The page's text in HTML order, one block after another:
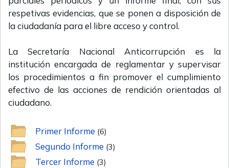
respetivas evidencias, que se ponen a disposición de
la ciudadanía para el libre acceso y control.
La Secretaría Nacional Anticorrupción es la
institución encargada de reglamentar y supervisar
los procedimientos a fin promover el cumplimiento
efectivo de las acciones de rendición orientadas al
ciudadano.
Primer Informe (6)
Segundo Informe (3)
Tercer Informe (3)